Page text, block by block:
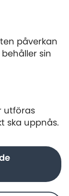
påverkan
sin
utföras
ska uppnås.